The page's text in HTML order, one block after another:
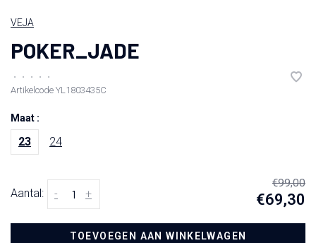
VEJA
POKER_JADE
• • • •
•
Artikelcode YL1803435C
Maat :
23 24
Aantal: +
-
€99,00
€69,30
TOEVOEGEN AAN WINKELWAGEN